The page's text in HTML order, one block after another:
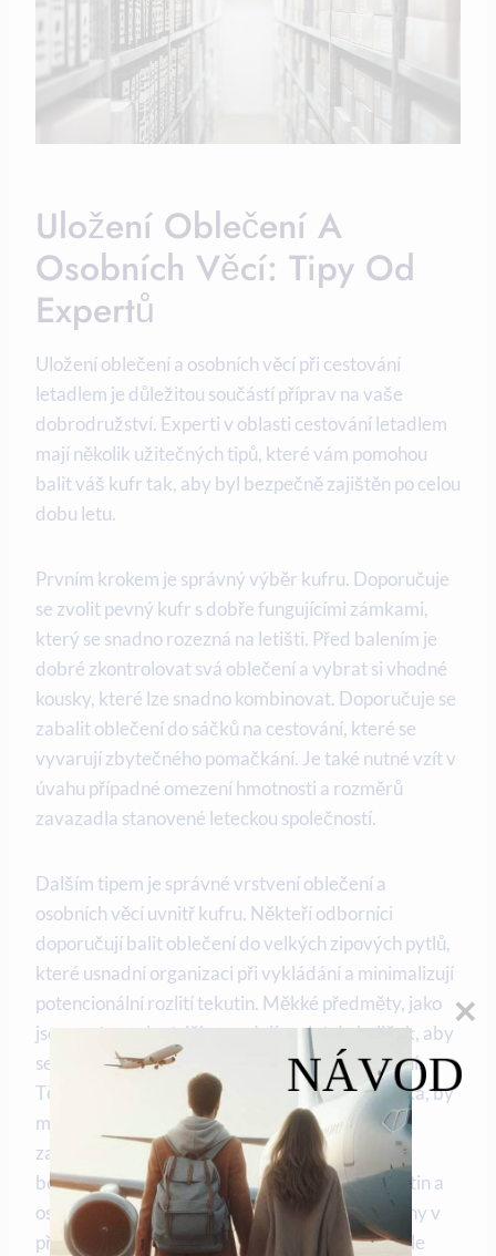
Uložení Oblečení A
Osobních Věcí: Tipy Od
Expertů
Uložení oblečení a osobních věcí při cestování
letadlem je důležitou součástí příprav na vaše
dobrodružství. Experti v oblasti cestování letadlem
mají několik užitečných tipů, které vám pomohou
balit váš kufr tak, aby byl bezpečně zajištěn po celou
dobu letu.
Prvním krokem je správný výběr kufru. Doporučuje
se zvolit pevný kufr s dobře fungujícími zámkami,
který se snadno rozezná na letišti. Před balením je
dobré zkontrolovat svá oblečení a vybrat si vhodné
kousky, které lze snadno kombinovat. Doporučuje se
zabalit oblečení do sáčků na cestování, které se
vyvarují zbytečného pomačkání. Je také nutné vzít v
úvahu případné omezení hmotnosti a rozměrů
zavazadla stanovené leteckou společností.
Dalším tipem je správné vrstvení oblečení a
osobních věcí uvnitř kufru. Někteří odborníci
doporučují balit oblečení do velkých zipových pytlů,
které usnadní organizaci při vykládání a minimalizují
potencionální rozlití tekutin. Měkké předměty, jako
jsou svetry nebo trička, se dají zrolat do kuliček, aby
se ušetřilo místo a minimalizovalo se pomačkání.
Těžké předměty, jako jsou boty nebo elektronika, by
měly být umístěny blíže k dnu kufru, aby byl
zachován rovnováha. Nezapomeňte také na
bezpečnostní pravidla týkající se omezení tekutin a
ostrých předmětů, které by neměly být umístěny v
příručním zavazadle. S těmito jednoduchými, ale
NÁVOD